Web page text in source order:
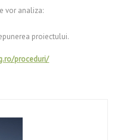
vor analiza:
proiectului.
proceduri/